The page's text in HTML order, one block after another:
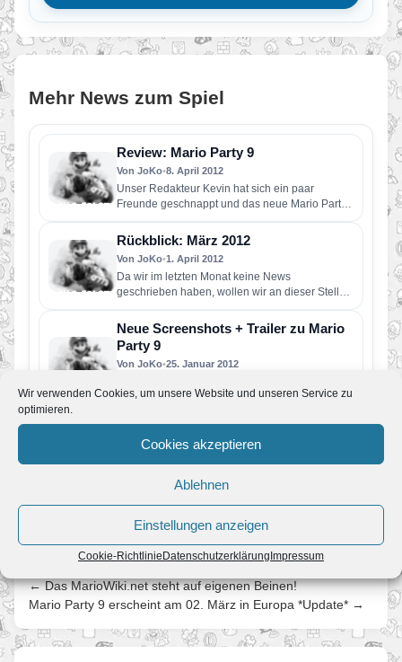
Wir verwenden Cookies, um unsere Website und unseren Service zu
optimieren.
Cookies akzeptieren
Ablehnen
Einstellungen anzeigen
Cookie-Richtlinie Datenschutzerklärung Impressum
Mehr News zum Spiel
Review: Mario Party 9
Von JoKo•8. April 2012
Unser Redakteur Kevin hat sich ein paar
Freunde geschnappt und das neue Mario Party
ausführlich getestet. Wie sein…
Rückblick: März 2012
Von JoKo•1. April 2012
Da wir im letzten Monat keine News
geschrieben haben, wollen wir an dieser Stelle
alle wichtigen Ereignisse rund…
Neue Screenshots + Trailer zu Mario
Party 9
Von JoKo•25. Januar 2012
Trailer zu Mario Party 9 veröffentlicht. Gezeigt
in Europa *Update*
Nachdem wir gestern die neuen Packshots und
Screenshots präsentiert haben, veröffentlicht
NoE heute eine Pressemitteilung mit
interessanten Informationen.…
← Das MarioWiki.net steht auf eigenen Beinen!
Mario Party 9 erscheint am 02. März in Europa *Update* →